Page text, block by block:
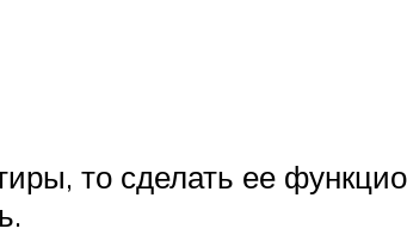
то сделать ее